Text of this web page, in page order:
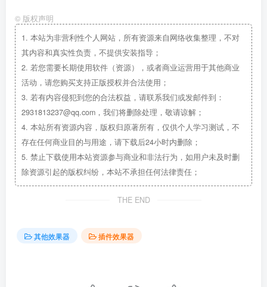
© 版权声明
1. 本站为非营利性个人网站，所有资源来自网络收集整理，不对
其内容和真实性负责，不提供安装指导；
2. 若您需要长期使用软件（资源），或者商业运营用于其他商业
活动，请您购买支持正版授权并合法使用；
3. 若有内容侵犯到您的合法权益，请联系我们或发邮件到：
2931813237@qq.com，我们将删除处理，敬请谅解；
4. 本站所有资源内容，版权归原著所有，仅供个人学习测试，不
存在任何商业目的与用途，请下载后24小时内删除；
5. 禁止下载使用本站资源参与商业和非法行为，如用户未及时删
除资源引起的版权纠纷，本站不承担任何法律责任；
THE END
其他效果器 插件效果器